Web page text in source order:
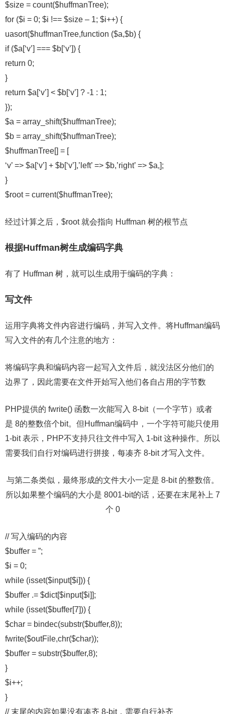
$size = count($huffmanTree);
for ($i = 0; $i !== $size – 1; $i++) {
uasort($huffmanTree,function ($a,$b) {
if ($a[‘v’] === $b[‘v’]) {
return 0;
}
return $a[‘v’] < $b[‘v’] ? -1 : 1;
});
$a = array_shift($huffmanTree);
$b = array_shift($huffmanTree);
$huffmanTree[] = [
‘v’ => $a[‘v’] + $b[‘v’],’left’ => $b,’right’ => $a,];
}
$root = current($huffmanTree);
经过计算之后，$root 就会指向 Huffman 树的根节点
根据Huffman树生成编码字典
有了 Huffman 树，就可以生成用于编码的字典：
写文件
运用字典将文件内容进行编码，并写入文件。将Huffman编码
写入文件的有几个注意的地方：
将编码字典和编码内容一起写入文件后，就没法区分他们的
边界了，因此需要在文件开始写入他们各自占用的字节数
PHP提供的 fwrite() 函数一次能写入 8-bit（一个字节）或者
是 8的整数倍个bit。但Huffman编码中，一个字符可能只使用
1-bit 表示，PHP不支持只往文件中写入 1-bit 这种操作。所以
需要我们自行对编码进行拼接，每凑齐 8-bit 才写入文件。
与第二条类似，最终形成的文件大小一定是 8-bit 的整数倍。
所以如果整个编码的大小是 8001-bit的话，还要在末尾补上 7
个 0
// 写入编码的内容
$buffer = ”;
$i = 0;
while (isset($input[$i])) {
$buffer .= $dict[$input[$i]];
while (isset($buffer[7])) {
$char = bindec(substr($buffer,8));
fwrite($outFile,chr($char));
$buffer = substr($buffer,8);
}
$i++;
}
// 末尾的内容如果没有凑齐 8-bit，需要自行补齐